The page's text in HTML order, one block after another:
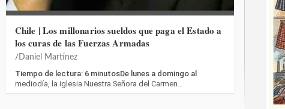
Chile | Los millonarios sueldos que paga el Estado a
los curas de las Fuerzas Armadas
Daniel Martínez
Tiempo de lectura: 6 minutosDe lunes a domingo al
mediodía, la iglesia Nuestra Señora del Carmen…